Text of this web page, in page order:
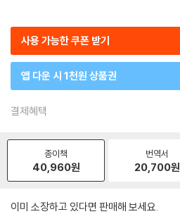
사용 가능한 쿠폰 받기
앱 다운 시 1천원 상품권
결제혜택
종이책
40,960원
번역서
20,700원
이미 소장하고 있다면 판매해 보세요.